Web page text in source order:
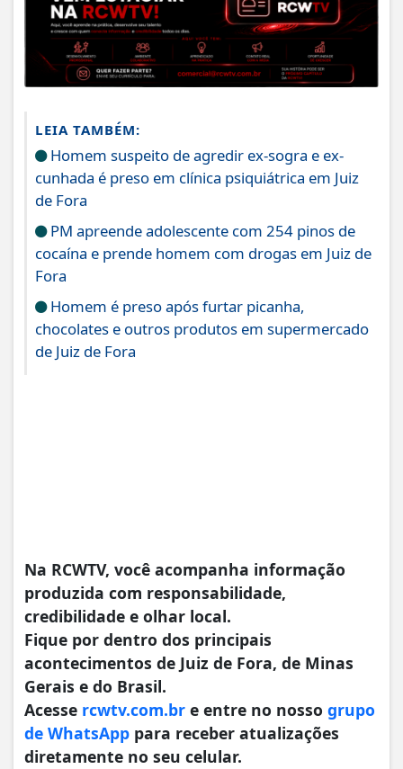
LEIA TAMBÉM:
Homem suspeito de agredir ex-sogra e ex-
cunhada é preso em clínica psiquiátrica em Juiz
de Fora
PM apreende adolescente com 254 pinos de
cocaína e prende homem com drogas em Juiz de
Fora
Homem é preso após furtar picanha,
chocolates e outros produtos em supermercado
de Juiz de Fora
Na RCWTV, você acompanha informação
produzida com responsabilidade,
credibilidade e olhar local.
Fique por dentro dos principais
acontecimentos de Juiz de Fora, de Minas
Gerais e do Brasil.
Acesse rcwtv.com.br e entre no nosso grupo
de WhatsApp para receber atualizações
diretamente no seu celular.